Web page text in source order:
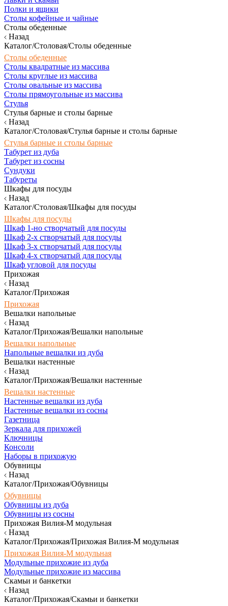
Полки и ящики
Столы кофейные и чайные
Столы обеденные
Назад
Каталог/Столовая/Столы обеденные
Столы обеденные
Столы квадратные из массива
Столы круглые из массива
Столы овальные из массива
Столы прямоугольные из массива
Стулья
Стулья барные и столы барные
Назад
Каталог/Столовая/Стулья барные и столы барные
Стулья барные и столы барные
Табурет из дуба
Табурет из сосны
Сундуки
Табуреты
Шкафы для посуды
Назад
Каталог/Столовая/Шкафы для посуды
Шкафы для посуды
Шкаф 1-но створчатый для посуды
Шкаф 2-х створчатый для посуды
Шкаф 3-х створчатый для посуды
Шкаф 4-х створчатый для посуды
Шкаф угловой для посуды
Прихожая
Назад
Каталог/Прихожая
Прихожая
Вешалки напольные
Назад
Каталог/Прихожая/Вешалки напольные
Вешалки напольные
Напольные вешалки из дуба
Вешалки настенные
Назад
Каталог/Прихожая/Вешалки настенные
Вешалки настенные
Настенные вешалки из дуба
Настенные вешалки из сосны
Газетница
Зеркала для прихожей
Ключницы
Консоли
Наборы в прихожую
Обувницы
Назад
Каталог/Прихожая/Обувницы
Обувницы
Обувницы из дуба
Обувницы из сосны
Прихожая Вилия-М модульная
Назад
Каталог/Прихожая/Прихожая Вилия-М модульная
Прихожая Вилия-М модульная
Модульные прихожие из дуба
Модульные прихожие из массива
Скамьи и банкетки
Назад
Каталог/Прихожая/Скамьи и банкетки